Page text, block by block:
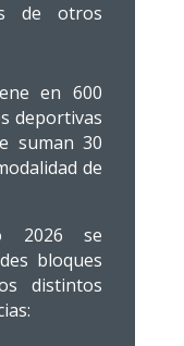
de otros
en 600
deportivas
suman 30
de
2026 se
bloques
distintos